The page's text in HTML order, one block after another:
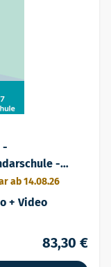
-
-
ab 14.08.26
+ Video
83,30 €